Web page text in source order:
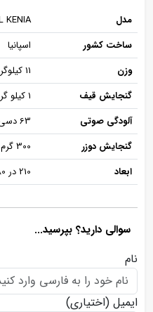
مدل
KENIA
ساخت کشور
اسپانیا
وزن
11 کیلوگرم
گنجایش قیف
1 کیلو گرم
آلودگی صوتی
63 دسی بل
گنجایش دوزر
300 گرم
ابعاد
210 در 380 در 510 میلی متر
سوالی دارید؟ بپرسید...
نام
ایمیل (اختیاری)